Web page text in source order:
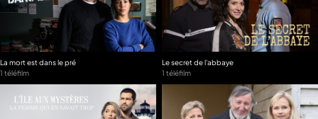
La mort est dans le pré
1 téléfilm
Le secret de l'abbaye
1 téléfilm